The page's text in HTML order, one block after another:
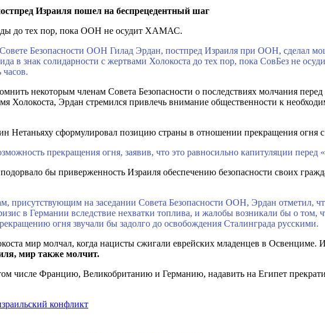
Израиля пошел на беспрецедентный шаг
до тех пор, пока ООН не осудит ХАМАС.
Безопасности ООН Гилад Эрдан, постпред Израиля при ООН, сделал
в знак солидарности с жертвами Холокоста до тех пор, пока СовБез не
часов.
некоторым членам Совета Безопасности о последствиях молчания
Холокоста, Эрдан стремился привлечь внимание общественности к
Нетаньяху сформулировал позицию страны в отношении прекращения
прекращения огня, заявив, что это равносильно капитуляции перед
бы приверженность Израиля обеспечению безопасности своих
присутствующим на заседании Совета Безопасности ООН, Эрдан отметил,
в Германии вследствие нехватки топлива, и жалобы возникали бы о
огня звучали бы задолго до освобождения Сталинграда русскими.
мир молчал, когда нацисты сжигали еврейских младенцев в Освенциме.
мир также молчит.
числе Францию, Великобританию и Германию, надавить на Египет
конфликт